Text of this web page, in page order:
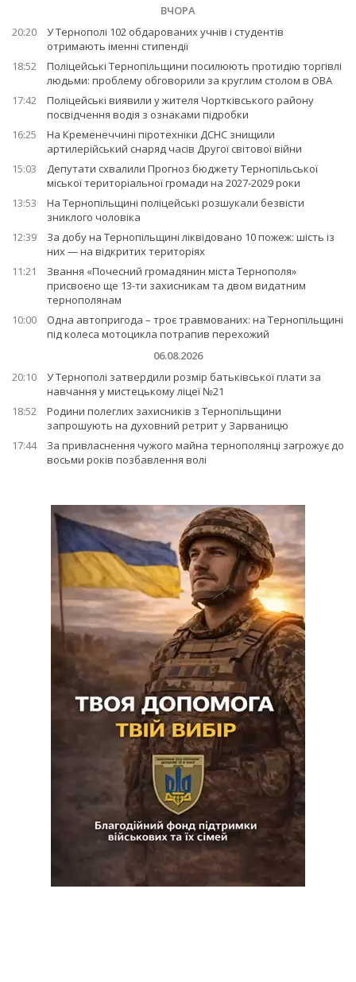
ВЧОРА
20:20
У Тернополі 102 обдарованих учнів і студентів
отримають іменні стипендії
18:52
Поліцейські Тернопільщини посилюють протидію торгівлі
людьми: проблему обговорили за круглим столом в ОВА
17:42
Поліцейські виявили у жителя Чортківського району
посвідчення водія з ознаками підробки
16:25
На Кременеччині піротехніки ДСНС знищили
артилерійський снаряд часів Другої світової війни
15:03
Депутати схвалили Прогноз бюджету Тернопільської
міської територіальної громади на 2027-2029 роки
13:53
На Тернопільщині поліцейські розшукали безвісти
зниклого чоловіка
12:39
За добу на Тернопільщині ліквідовано 10 пожеж: шість із
них — на відкритих територіях
11:21
Звання «Почесний громадянин міста Тернополя»
присвоєно ще 13-ти захисникам та двом видатним
тернополянам
10:00
Одна автопригода – троє травмованих: на Тернопільщині
під колеса мотоцикла потрапив перехожий
06.08.2026
20:10
У Тернополі затвердили розмір батьківської плати за
навчання у мистецькому ліцеї №21
18:52
Родини полеглих захисників з Тернопільщини
запрошують на духовний ретрит у Зарваницю
17:44
За привласнення чужого майна тернополянці загрожує до
восьми років позбавлення волі